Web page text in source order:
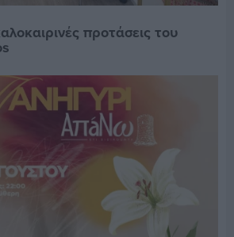
προτάσεις του